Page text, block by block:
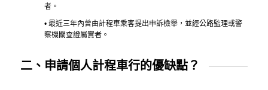
者。
• 最近三年內曾由計程車乘客提出申訴檢舉，並經公路監理或警
察機關查證屬實者。
二、申請個人計程車行的優缺點？